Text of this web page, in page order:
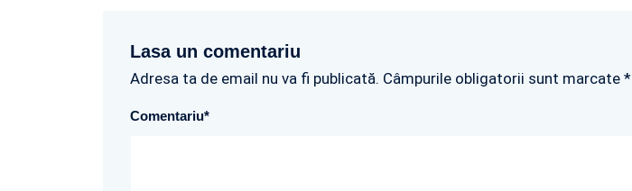
Lasa un comentariu
Adresa ta de email nu va fi publicată. Câmpurile obligatorii sunt marcate *
Comentariu*